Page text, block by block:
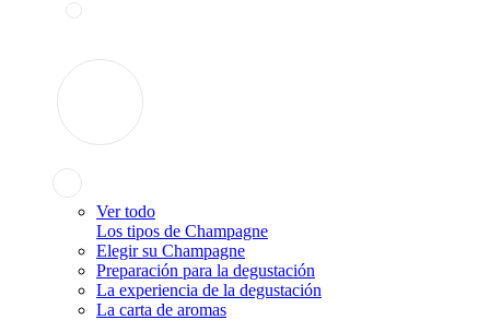
Ver todo
Los tipos de Champagne
Elegir su Champagne
Preparación para la degustación
La experiencia de la degustación
La carta de aromas